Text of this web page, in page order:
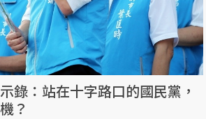
錄：站在十字路口的國民黨，
？